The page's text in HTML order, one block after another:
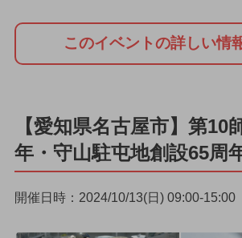
このイベントの詳しい情
【愛知県名古屋市】第10
年・守山駐屯地創設65周
開催日時：2024/10/13(日) 09:00-15:00